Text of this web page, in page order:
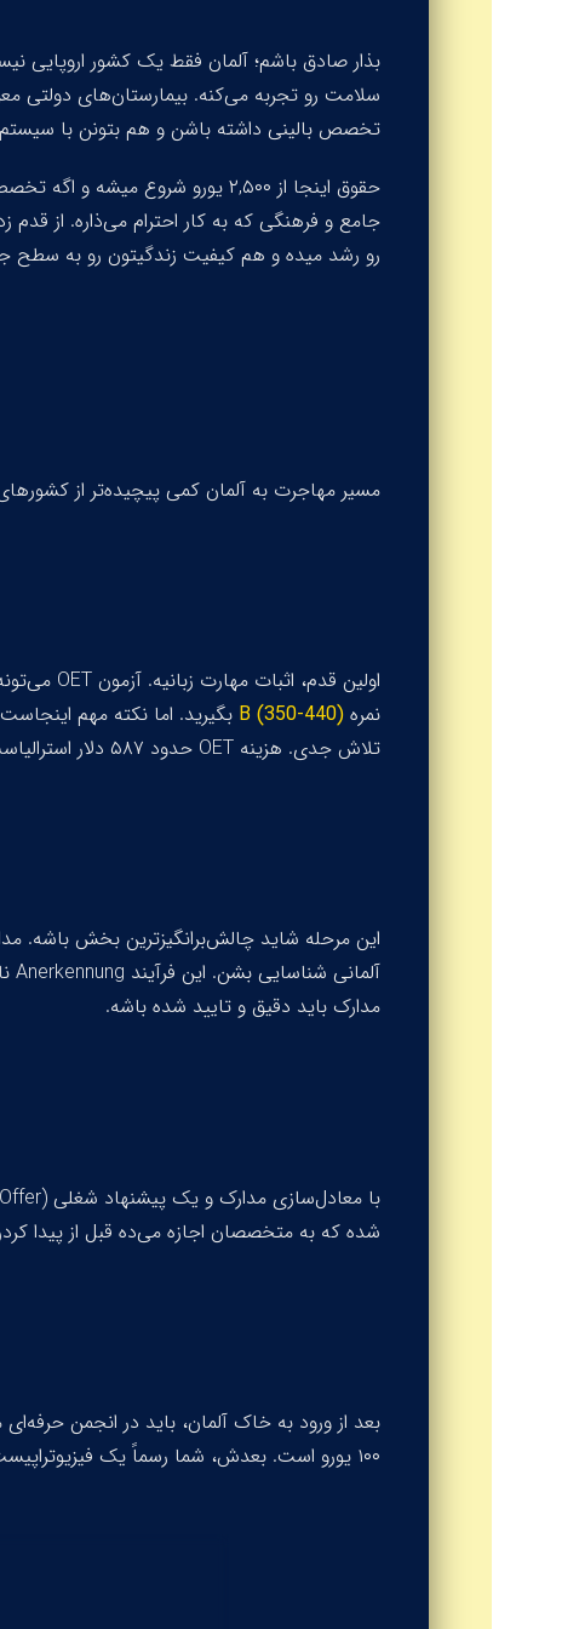
بذار صادق باشم؛ آلمان فقط یک کشور اروپایی
سلامت رو تجربه می‌کنه. بیمارستان‌های دولتی
تخصص بالینی داشته باشن و هم بتونن با
جامع و فرهنگی که به کار احترام می‌ذاره. از
رو رشد میده و هم کیفیت زندگیتون رو به سطح
مسیر مهاجرت به آلمان کمی پیچیده‌تر از کشورهای عربیه،
اولین قدم، اثبات مهارت زبانیه. آزمونOET
نمرهB (350-440) بگیرید. اما نکته مهم
تلاش جدی. هزینه OET حدود ۵۸۷ دلار استرالیاست.
این مرحله شاید چالش‌برانگیزترین بخش باشه.
آلمانی شناسایی بشن. این فرآیند Anerkennung
مدارک باید دقیق و تایید شده باشه.
با معادل‌سازی مدارک و یک پیشنهاد شغلی (
شده که به متخصصان اجازه می‌ده قبل از پیدا کردن
بعد از ورود به خاک آلمان، باید در انجمن
۱۰۰ یورو است. بعدش، شما رسماً یک فیزیوتراپیست در آلمان هستید!